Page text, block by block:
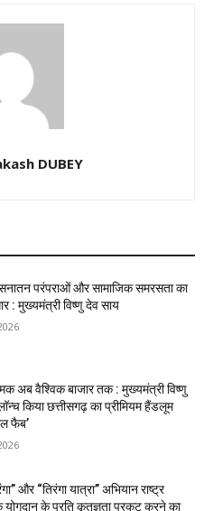
DUBEY
परंपराओं और सामाजिक समरसता का
: मुख्यमंत्री विष्णु देव साय
अब वैश्विक बाजार तक : मुख्यमंत्री विष्णु
किया छत्तीसगढ़ का प्रीमियम हैंडलूम
फैब’
और “तिरंगा यात्रा” अभियान राष्ट्र
योगदान के प्रति कृतज्ञता प्रकट करने का